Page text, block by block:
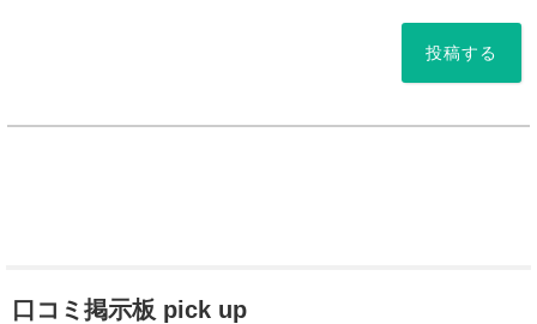
口コミ掲示板 pick up